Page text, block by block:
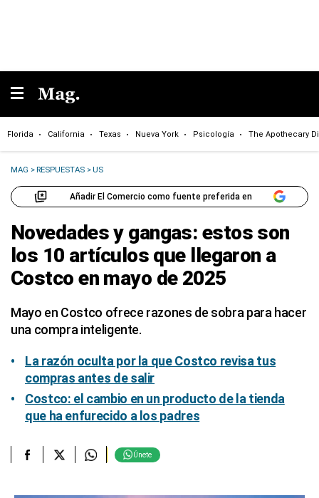
Florida California Texas Nueva York Psicología The Apothecary
MAG >RESPUESTAS >US
Añadir El Comercio como fuente preferida en
Novedades y gangas: estos son
los 10 artículos que llegaron a
Costco en mayo de 2025
Mayo en Costco ofrece razones de sobra para hacer
una compra inteligente.
La razón oculta por la que Costco revisa tus
compras antes de salir
Costco: el cambio en un producto de la tienda
que ha enfurecido a los padres
Únete